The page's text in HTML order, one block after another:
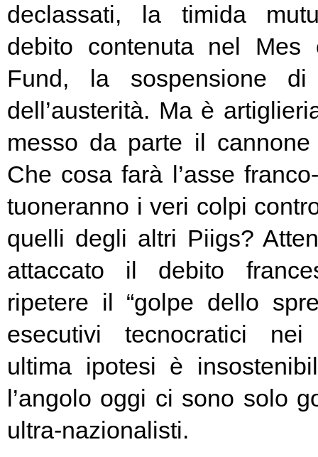
declassati, la timida
debito contenuta nel Mes
Fund, la sospensione di
dell’austerità. Ma è
messo da parte il
Che cosa farà l’asse
tuoneranno i veri colpi
quelli degli altri Piigs?
attaccato il debito
ripetere il “golpe dello
esecutivi tecnocratici
ultima ipotesi è
l’angolo oggi ci sono solo
ultra-nazionalisti.